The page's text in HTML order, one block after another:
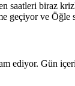
saatleri biraz
geçiyor ve
ediyor. Gün